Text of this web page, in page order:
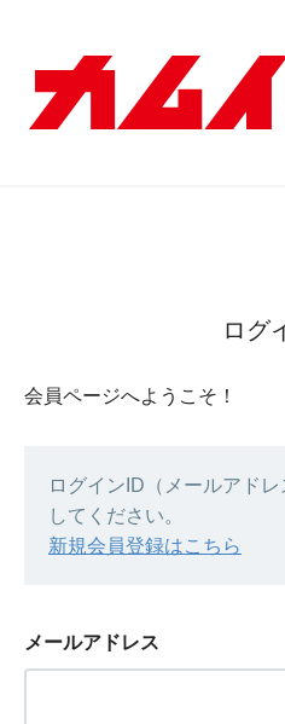
ログ
会員ページへようこそ！
ログインID（メールアド
してください。
新規会員登録はこちら
メールアドレス